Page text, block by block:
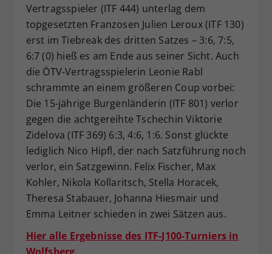
Vertragsspieler (ITF 444) unterlag dem
topgesetzten Franzosen Julien Leroux (ITF 130)
erst im Tiebreak des dritten Satzes – 3:6, 7:5,
6:7 (0) hieß es am Ende aus seiner Sicht. Auch
die ÖTV-Vertragsspielerin Leonie Rabl
schrammte an einem größeren Coup vorbei:
Die 15-jährige Burgenländerin (ITF 801) verlor
gegen die achtgereihte Tschechin Viktorie
Zidelova (ITF 369) 6:3, 4:6, 1:6. Sonst glückte
lediglich Nico Hipfl, der nach Satzführung noch
verlor, ein Satzgewinn. Felix Fischer, Max
Kohler, Nikola Kollaritsch, Stella Horacek,
Theresa Stabauer, Johanna Hiesmair und
Emma Leitner schieden in zwei Sätzen aus.
Hier alle Ergebnisse des ITF-J100-Turniers in